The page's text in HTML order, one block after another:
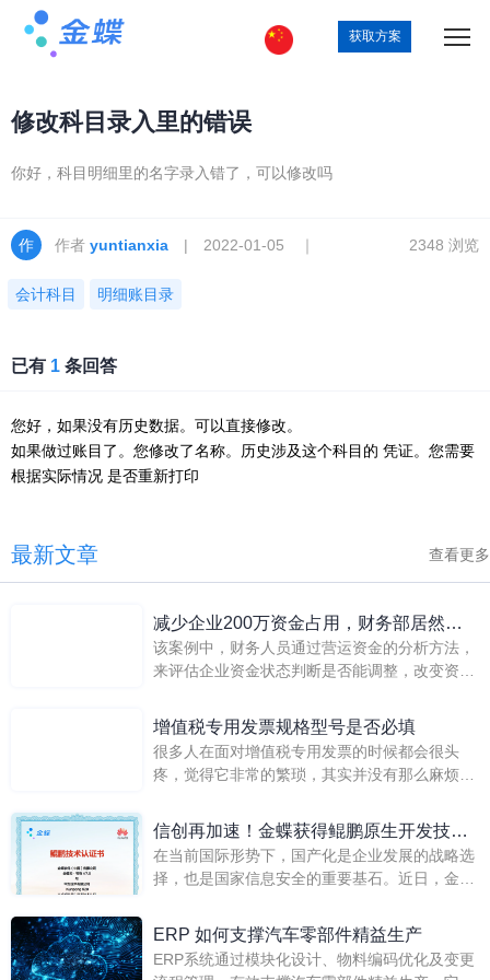
获取方案
修改科目录入里的错误
你好，科目明细里的名字录入错了，可以修改吗
作者 yuntianxia | 2022-01-05 ｜
会计科目 明细账目录
2348 浏览
已有 1 条回答
您好，如果没有历史数据。可以直接修改。
如果做过账目了。您修改了名称。历史涉及这个科目的 凭证。您需要
根据实际情况 是否重新打印
最新文章 查看更多
减少企业200万资金占用，财务部居然如
此优秀！
该案例中，财务人员通过营运资金的分析方法，
来评估企业资金状态判断是否能调整，改变资金
财务分析，可以为企业减少风险，提高经营效
益，并为企业的经营决策提供有力的信息支持，
是财务部门为企业创造价值的有力体现。
增值税专用发票规格型号是否必填
很多人在面对增值税专用发票的时候都会很头
疼，觉得它非常的繁琐，其实并没有那么麻烦
天小编就来和大家聊一聊增值税专用发票规格型
号是否必填呢？
信创再加速！金蝶获得鲲鹏原生开发技术
认证
在当前国际形势下，国产化是企业发展的战略选
择，也是国家信息安全的重要基石。近日，金蝶
产品金蝶云·苍穹V7.0与华为Kunpeng 920完成
鲲鹏原生开发技术认证，并获得KUNPENG
NATIVE证书及相关认证徽标的使用权。
ERP 如何支撑汽车零部件精益生产
ERP系统通过模块化设计、物料编码优化及变更